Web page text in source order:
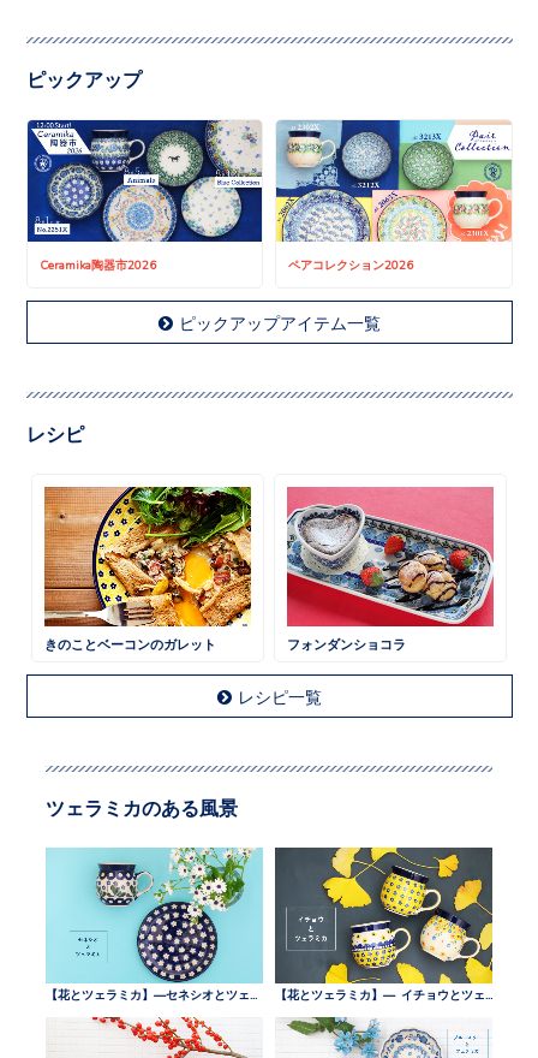
ピックアップ
Ceramika陶器市2026 ペアコレクション2026
ピックアップアイテム一覧
レシピ
きのことベーコンのガレット フォンダンショコラ
レシピ一覧
ツェラミカのある風景